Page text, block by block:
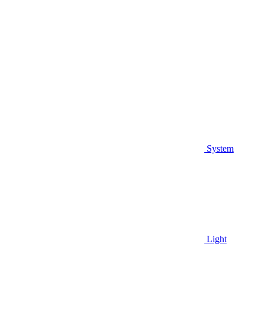
System
Light